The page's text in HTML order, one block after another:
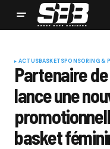
ACTUSBASKETSPONSORING &
Partenaire
lance une
basket